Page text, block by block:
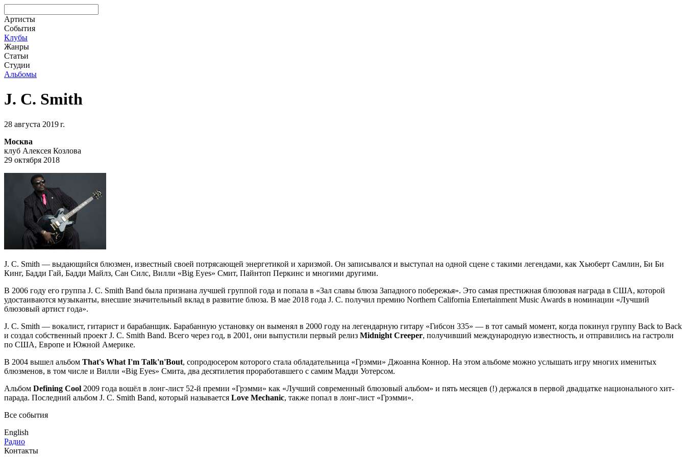
Артисты
События
Клубы
Жанры
Статьи
Студии
Альбомы
J. C. Smith
28 августа 2019 г.
Москва
клуб Алексея Козлова
29 октября 2018
J. C. Smith — выдающийся блюзмен, известный своей потрясающей энергетикой и харизмой. Он записывался и выступал на одной сцене с такими легендами, как Хьюберт Самлин, Би Би
Кинг, Бадди Гай, Бадди Майлз, Сан Силс, Вилли «Big Eyes» Смит, Пайнтоп Перкинс и многими другими.
В 2006 году его группа J. C. Smith Band была признана лучшей группой года и попала в «Зал славы блюза Западного побережья». Это самая престижная блюзовая награда в США, которой
удостаиваются музыканты, внесшие значительный вклад в развитие блюза. В мае 2018 года J. C. получил премию Northern California Entertainment Music Awards в номинации «Лучший
блюзовый артист года».
J. C. Smith — вокалист, гитарист и барабанщик. Барабанную установку он выменял в 2000 году на легендарную гитару «Гибсон 335» — в тот самый момент, когда покинул группу Back to Back
и создал собственный проект J. C. Smith Band. Всего через год, в 2001, они выпустили первый релиз Midnight Creeper, получивший международную известность, и отправились на гастроли
по США, Европе и Южной Америке.
В 2004 вышел альбом That's What I'm Talk'n'Bout, сопродюсером которого стала обладательница «Грэмми» Джоанна Коннор. На этом альбоме можно услышать игру многих именитых
блюзменов, в том числе и Вилли «Big Eyes» Смита, два десятилетия проработавшего с самим Мадди Уотерсом.
Альбом Defining Cool 2009 года вошёл в лонг-лист 52-й премии «Грэмми» как «Лучший современный блюзовый альбом» и пять месяцев (!) держался в первой двадцатке национального хит-
парада. Последний альбом J. C. Smith Band, который называется Love Mechanic, также попал в лонг-лист «Грэмми».
Все события
English
Радио
Контакты